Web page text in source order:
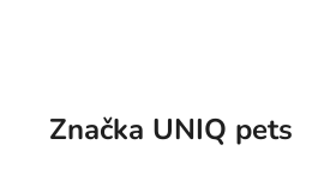
Značka UNIQ pets